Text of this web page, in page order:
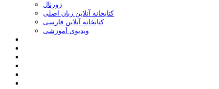
ﮊﻭﺭﻧﺎﻝ
کتابخانه آنلاین زبان اصلی
کتابخانه آنلاین فارسی
ویدیوی آموزشی